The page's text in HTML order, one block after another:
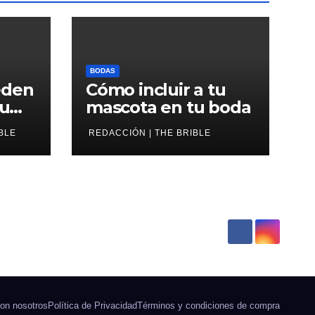
BODAS
Cómo incluir a tu
mascota en tu boda
REDACCIÓN | THE BRIBLE
nosotrosPolítica de PrivacidadTérminos y condiciones de compra